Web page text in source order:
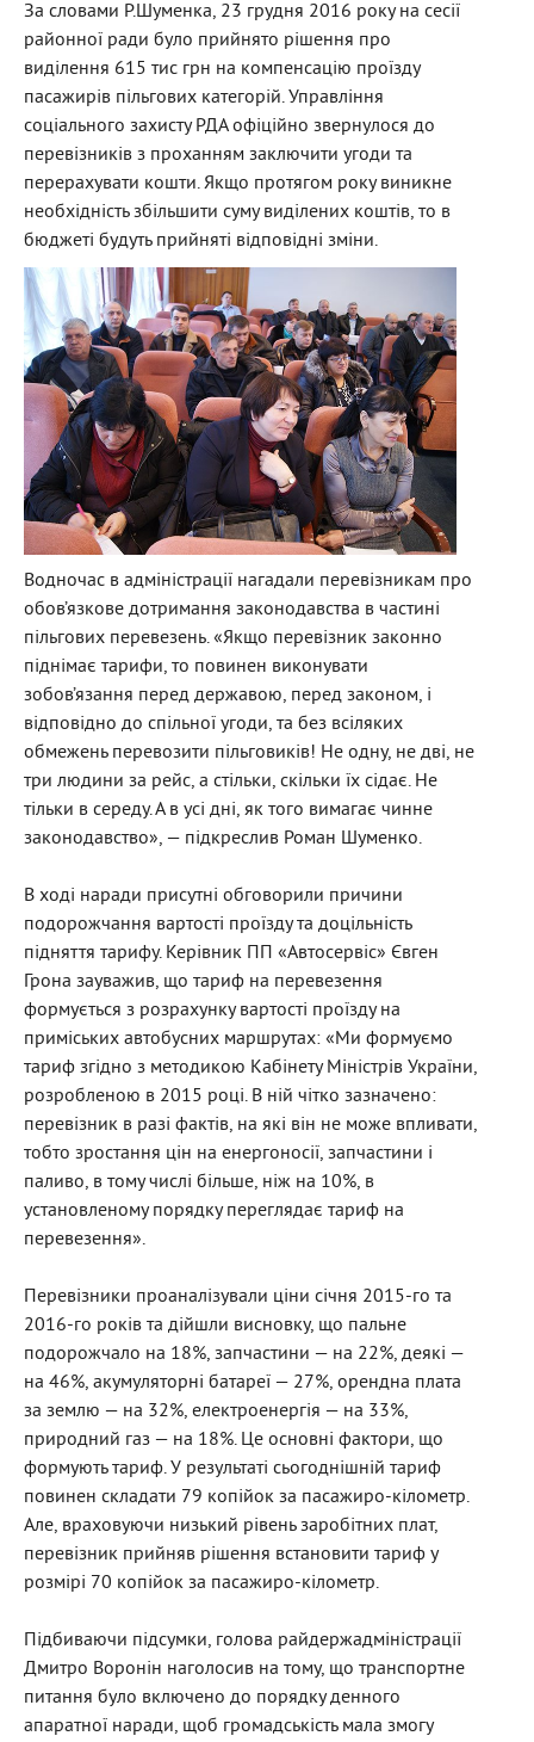
За словами Р.Шуменка, 23 грудня 2016 року на сесії
районної ради було прийнято рішення про
виділення 615 тис грн на компенсацію проїзду
пасажирів пільгових категорій. Управління
соціального захисту РДА офіційно звернулося до
перевізників з проханням заключити угоди та
перерахувати кошти. Якщо протягом року виникне
необхідність збільшити суму виділених коштів, то в
бюджеті будуть прийняті відповідні зміни.
Водночас в адміністрації нагадали перевізникам про
обов’язкове дотримання законодавства в частині
пільгових перевезень. «Якщо перевізник законно
піднімає тарифи, то повинен виконувати
зобов’язання перед державою, перед законом, і
відповідно до спільної угоди, та без всіляких
обмежень перевозити пільговиків! Не одну, не дві, не
три людини за рейс, а стільки, скільки їх сідає. Не
тільки в середу. А в усі дні, як того вимагає чинне
законодавство», — підкреслив Роман Шуменко.
В ході наради присутні обговорили причини
подорожчання вартості проїзду та доцільність
підняття тарифу. Керівник ПП «Автосервіс» Євген
Грона зауважив, що тариф на перевезення
формується з розрахунку вартості проїзду на
приміських автобусних маршрутах: «Ми формуємо
тариф згідно з методикою Кабінету Міністрів України,
розробленою в 2015 році. В ній чітко зазначено:
перевізник в разі фактів, на які він не може впливати,
тобто зростання цін на енергоносії, запчастини і
паливо, в тому числі більше, ніж на 10%, в
установленому порядку переглядає тариф на
перевезення».
Перевізники проаналізували ціни січня 2015-го та
2016-го років та дійшли висновку, що пальне
подорожчало на 18%, запчастини — на 22%, деякі —
на 46%, акумуляторні батареї — 27%, орендна плата
за землю — на 32%, електроенергія — на 33%,
природний газ — на 18%. Це основні фактори, що
формують тариф. У результаті сьогоднішній тариф
повинен складати 79 копійок за пасажиро-кілометр.
Але, враховуючи низький рівень заробітних плат,
перевізник прийняв рішення встановити тариф у
розмірі 70 копійок за пасажиро-кілометр.
Підбиваючи підсумки, голова райдержадміністрації
Дмитро Воронін наголосив на тому, що транспортне
питання було включено до порядку денного
апаратної наради, щоб громадськість мала змогу